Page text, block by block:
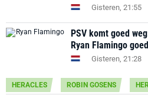
Gisteren, 21:55
PSV komt goed
Ryan Flamingo
Gisteren, 21:28
HERACLES ROBIN GOSENS